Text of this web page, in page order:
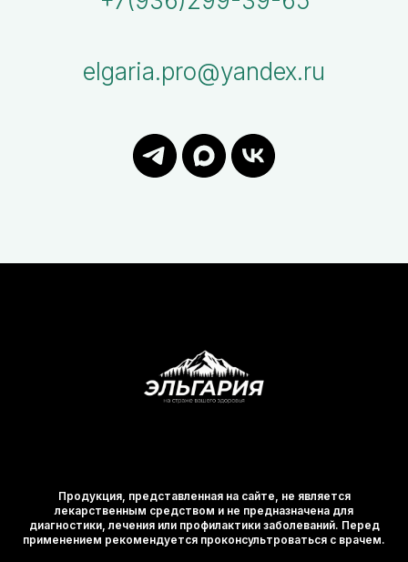
elgaria.pro@yandex.ru
Продукция, представленная на сайте, не является
лекарственным средством и не предназначена для
диагностики, лечения или профилактики заболеваний. Перед
применением рекомендуется проконсультроваться с врачем.